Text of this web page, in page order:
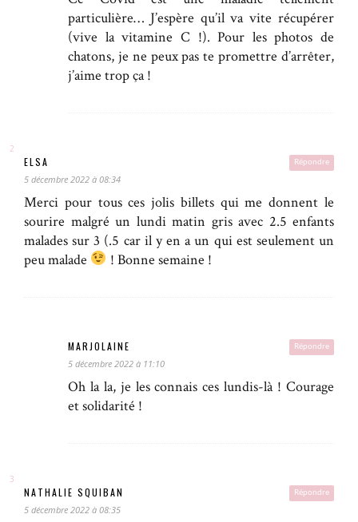
particulière… J’espère qu’il va vite récupérer
(vive la vitamine C !). Pour les photos de
chatons, je ne peux pas te promettre d’arrêter,
j’aime trop ça !
Répondre
ELSA
5 décembre 2022 à 08:34
Merci pour tous ces jolis billets qui me donnent le
sourire malgré un lundi matin gris avec 2.5 enfants
malades sur 3 (.5 car il y en a un qui est seulement un
peu malade
! Bonne semaine !
Répondre
MARJOLAINE
5 décembre 2022 à 11:10
Oh la la, je les connais ces lundis-là ! Courage
et solidarité !
Répondre
NATHALIE SQUIBAN
5 décembre 2022 à 08:35